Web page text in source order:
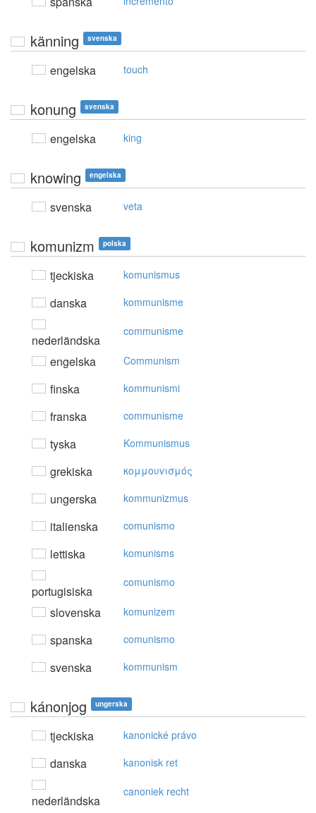
känning svenska
engelska touch
konung svenska
engelska king
knowing engelska
svenska veta
komunizm polska
tjeckiska komunismus
danska kommunisme
nederländska
communisme
engelska Communism
finska kommunismi
franska communisme
tyska Kommunismus
grekiska κoμμoυvισμός
ungerska kommunizmus
italienska comunismo
lettiska komunisms
portugisiska
comunismo
slovenska komunizem
spanska comunismo
svenska kommunism
kánonjog ungerska
tjeckiska kanonické právo
danska kanonisk ret
nederländska
canoniek recht